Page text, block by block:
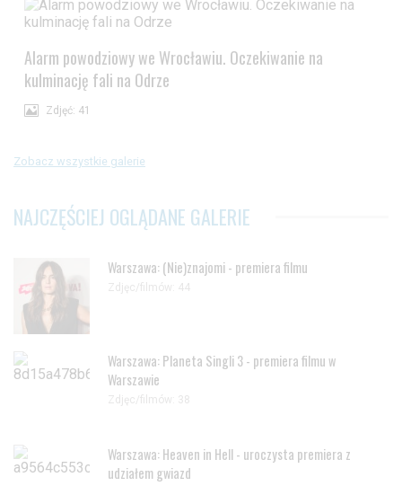
Alarm powodziowy we Wrocławiu. Oczekiwanie na
kulminację fali na Odrze
Zdjęć: 41
Zobacz wszystkie galerie
NAJCZĘŚCIEJ OGLĄDANE GALERIE
Warszawa: (Nie)znajomi - premiera filmu
Zdjęc/filmów: 44
Warszawa: Planeta Singli 3 - premiera filmu w
Warszawie
Zdjęc/filmów: 38
Warszawa: Heaven in Hell - uroczysta premiera z
udziałem gwiazd